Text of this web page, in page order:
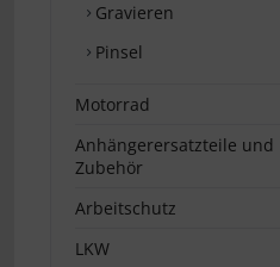
Gravieren
Pinsel
Motorrad
Anhängerersatzteile und
Zubehör
Arbeitschutz
LKW